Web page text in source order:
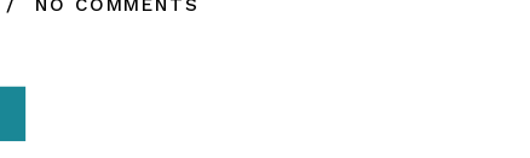
NO COMMENTS